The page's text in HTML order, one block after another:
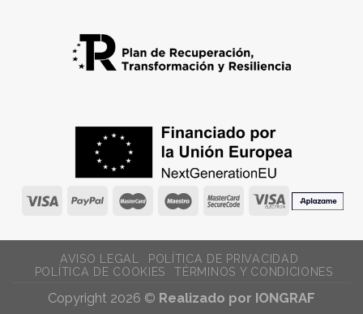
AVISO LEGAL
POLÍTICA DE PRIVACIDAD
POLÍTICA DE COOKIES
TÉRMINOS Y CONDICIONES
Copyright 2026 © Realizado por IONGRAF